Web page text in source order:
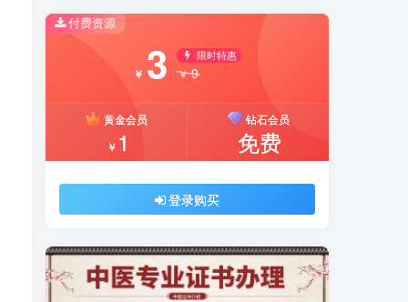
付费资源
￥ 3 限时特惠
￥9
黄金会员
￥ 1
钻石会员
免费
登录购买